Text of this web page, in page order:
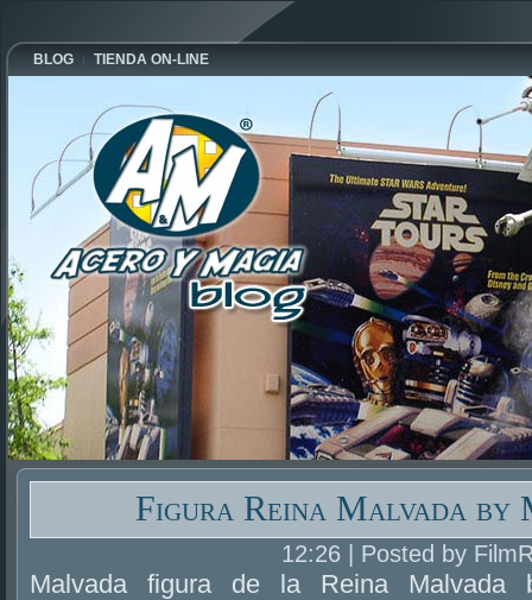
BLOG TIENDA ON-LINE
Figura Reina Malvada by
12:26 | Posted by
Malvada figura de la Reina Malvada